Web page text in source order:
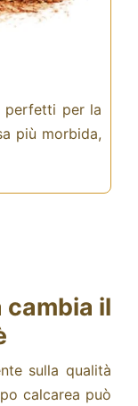
perfetti per la
più morbida,
cambia il
sulla qualità
calcarea può